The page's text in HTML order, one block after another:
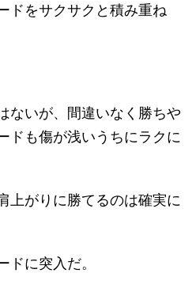
ドをサクサクと積み重ね
ないが、間違いなく勝ちや
ドも傷が浅いうちにラクに
上がりに勝てるのは確実に
ドに突入だ。